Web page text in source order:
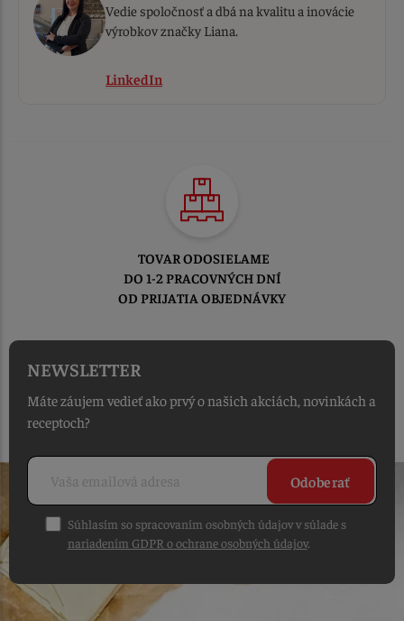
Vedie spoločnosť a dbá na kvalitu a inovácie
výrobkov značky Liana.
LinkedIn
TOVAR ODOSIELAME
DO 1-2 PRACOVNÝCH DNÍ
OD PRIJATIA OBJEDNÁVKY
NEWSLETTER
Máte záujem vedieť ako prvý o našich akciách, novinkách a
receptoch?
Odoberať
Súhlasím so spracovaním osobných údajov v súlade s
nariadením GDPR o ochrane osobných údajov.